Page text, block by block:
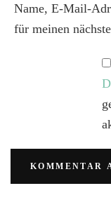
Name, E-Mail-
für meinen